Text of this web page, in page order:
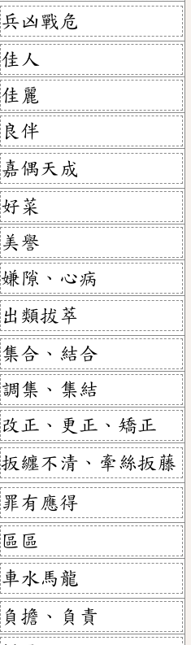
兵凶戰危
佳人
佳麗
良伴
嘉偶天成
好菜
美譽
嫌隙、心病
出類拔萃
集合、結合
調集、集結
改正、更正、矯正
扳纏不清、牽絲扳藤
罪有應得
區區
車水馬龍
負擔、負責